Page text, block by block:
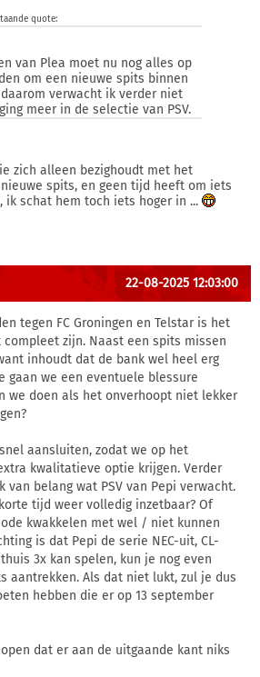
quote:
van Plea moet nu nog alles op
om een nieuwe spits binnen
verwacht ik verder niet
meer in de selectie van PSV.
zich alleen bezighoudt met het
spits, en geen tijd heeft om iets
ik schat hem toch iets hoger in ...
22-08-2025 12:03:00
tegen FC Groningen en Telstar is het
zijn. Naast een spits missen
inhoudt dat de bank wel heel erg
gaan we een eventuele blessure
we doen als het onverhoopt niet lekker
aansluiten, zodat we op het
kwalitatieve optie krijgen. Verder
belang wat PSV van Pepi verwacht.
tijd weer volledig inzetbaar? Of
kwakkelen met wel / niet kunnen
is dat Pepi de serie NEC-uit, CL-
3x kan spelen, kun je nog even
aantrekken. Als dat niet lukt, zul je dus
hebben die er op 13 september
dat er aan de uitgaande kant niks